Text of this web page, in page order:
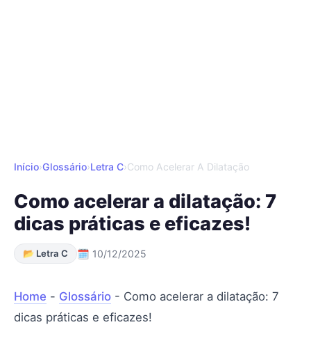
Início›Glossário›Letra C›Como Acelerar A Dilatação
Como acelerar a dilatação: 7
dicas práticas e eficazes!
📂 Letra C 🗓 10/12/2025
Home - Glossário - Como acelerar a dilatação: 7
dicas práticas e eficazes!